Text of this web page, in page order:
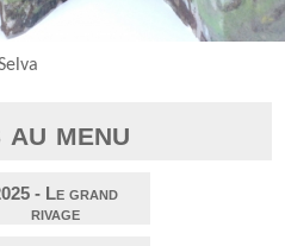
menu
- Le grand
rivage